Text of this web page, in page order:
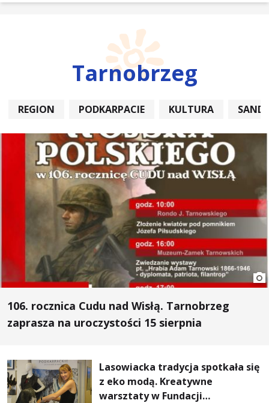
Tarnobrzeg
REGION PODKARPACIE KULTURA
106. rocznica Cudu nad Wisłą. Tarnobrzeg
zaprasza na uroczystości 15 sierpnia
Lasowiacka tradycja spotkała się
z eko modą. Kreatywne
warsztaty w Fundacji